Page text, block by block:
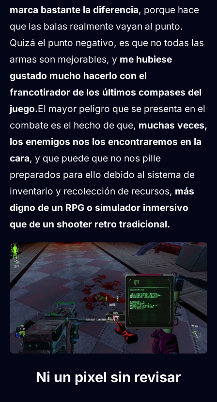
marca bastante la diferencia, porque hace
que las balas realmente vayan al punto.
Quizá el punto negativo, es que no todas las
armas son mejorables, y me hubiese
gustado mucho hacerlo con el
francotirador de los últimos compases del
juego.El mayor peligro que se presenta en el
combate es el hecho de que, muchas veces,
los enemigos nos los encontraremos en la
cara, y que puede que no nos pille
preparados para ello debido al sistema de
inventario y recolección de recursos, más
digno de un RPG o simulador inmersivo
que de un shooter retro tradicional.
Ni un pixel sin revisar